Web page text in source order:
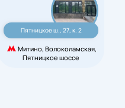
Пятницкое ш., 27, к. 2
Митино, Волоколамская,
Пятницкое шоссе